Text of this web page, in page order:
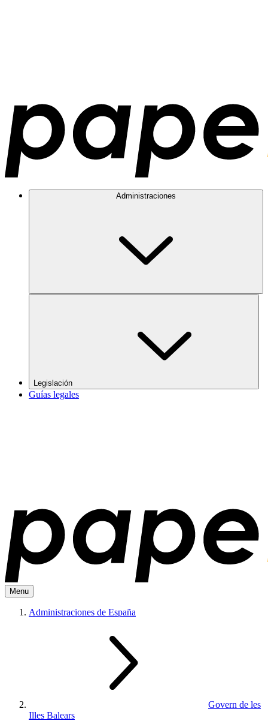
Administraciones
Legislación
Guías legales
Menu
Administraciones de España
Govern de les
Illes Balears